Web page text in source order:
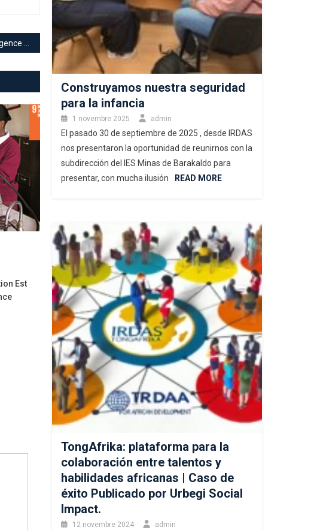
Est
Construyamos nuestra seguridad
para la infancia
1 novembre 2025 admin
El pasado 30 de septiembre de 2025 , desde IRDAS
nos presentaron la oportunidad de reunirnos con la
subdirección del IES Minas de Barakaldo para
presentar, con mucha ilusión
READ MORE
TongAfrika: plataforma para la
colaboración entre talentos y
habilidades africanas | Caso de
éxito Publicado por Urbegi Social
Impact.
12 novembre 2024 admin